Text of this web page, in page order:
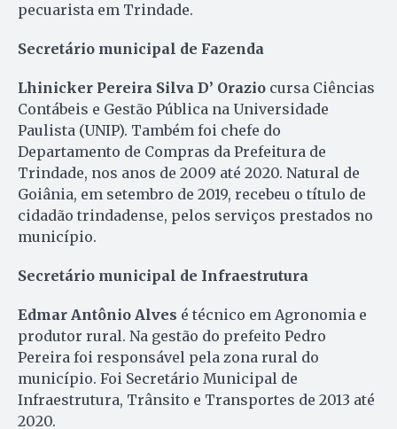
pecuarista em Trindade.
Secretário municipal de Fazenda
Lhinicker Pereira Silva D’ Orazio cursa Ciências
Contábeis e Gestão Pública na Universidade
Paulista (UNIP). Também foi chefe do
Departamento de Compras da Prefeitura de
Trindade, nos anos de 2009 até 2020. Natural de
Goiânia, em setembro de 2019, recebeu o título de
cidadão trindadense, pelos serviços prestados no
município.
Secretário municipal de Infraestrutura
Edmar Antônio Alves é técnico em Agronomia e
produtor rural. Na gestão do prefeito Pedro
Pereira foi responsável pela zona rural do
município. Foi Secretário Municipal de
Infraestrutura, Trânsito e Transportes de 2013 até
2020.